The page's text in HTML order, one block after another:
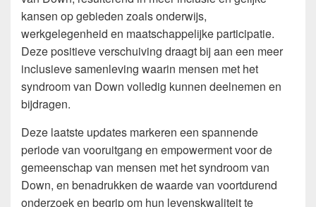
kansen op gebieden zoals onderwijs,
werkgelegenheid en maatschappelijke participatie.
Deze positieve verschuiving draagt bij aan een meer
inclusieve samenleving waarin mensen met het
syndroom van Down volledig kunnen deelnemen en
bijdragen.
Deze laatste updates markeren een spannende
periode van vooruitgang en empowerment voor de
gemeenschap van mensen met het syndroom van
Down, en benadrukken de waarde van voortdurend
onderzoek en begrip om hun levenskwaliteit te